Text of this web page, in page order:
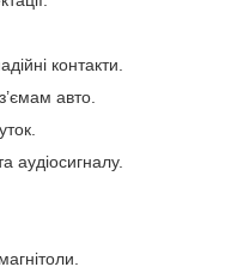
контакти.
авто.
аудіосигналу.